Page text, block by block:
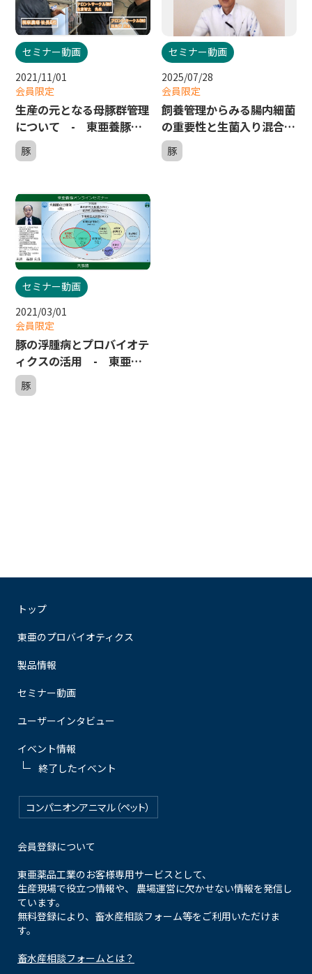
セミナー動画
2021/11/01
会員限定
生産の元となる母豚群管理
について - 東亜養豚オ
ンラインセミナー３
豚
セミナー動画
2025/07/28
会員限定
飼養管理からみる腸内細菌
の重要性と生菌入り混合飼
料の活用事例 - 東亜養
豚オンラインセミナー５
豚
セミナー動画
2021/03/01
会員限定
豚の浮腫病とプロバイオテ
ィクスの活用 - 東亜養
豚オンラインセミナー２
豚
トップ
東亜のプロバイオティクス
製品情報
セミナー動画
ユーザーインタビュー
イベント情報
終了したイベント
コンパニオンアニマル（ペット）
会員登録について
東亜薬品工業のお客様専用サービスとして、
生産現場で役立つ情報や、 農場運営に欠かせない情報を発信し
ています。
無料登録により、畜水産相談フォーム等をご利用いただけま
す。
畜水産相談フォームとは？